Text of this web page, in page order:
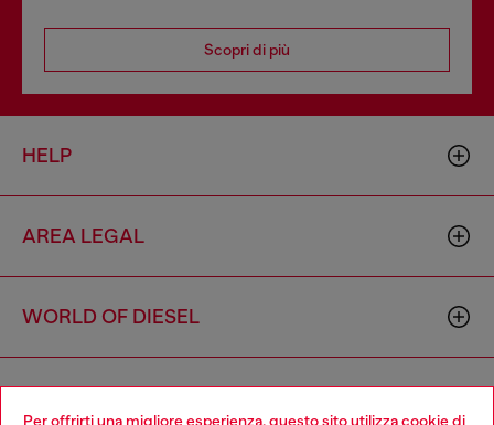
Per offrirti una migliore esperienza, questo sito utilizza cookie di
Scopri di più
HELP
AREA LEGAL
WORLD OF DIESEL